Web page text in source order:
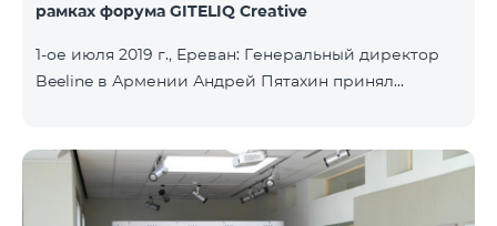
рамках форума GITELIQ Creative
1-ое июля 2019 г., Ереван: Генеральный директор
Beeline в Армении Андрей Пятахин принял
"Новые технологии - новые возможности". Третий
GITELIQ Creative форум проходил в головном
офисе AGBU Armenia. Форум является рядом